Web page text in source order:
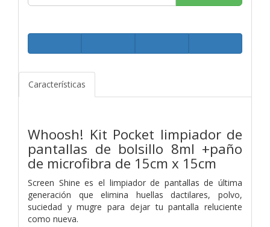
Características
Whoosh! Kit Pocket limpiador de
pantallas de bolsillo 8ml +paño
de microfibra de 15cm x 15cm
Screen Shine es el limpiador de pantallas de última
generación que elimina huellas dactilares, polvo,
suciedad y mugre para dejar tu pantalla reluciente
como nueva.